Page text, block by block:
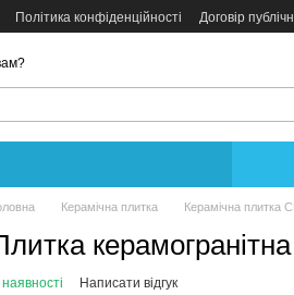
Політика конфіденційності Договір
Керамічна плитка Керамічна плитка
наявності Написати відгук